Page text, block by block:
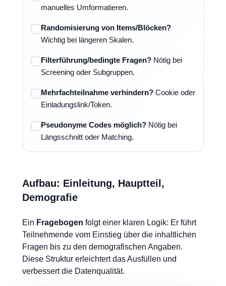
manuelles Umformatieren.
Randomisierung von Items/Blöcken?
Wichtig bei längeren Skalen.
Filterführung/bedingte Fragen? Nötig bei
Screening oder Subgruppen.
Mehrfachteilnahme verhindern? Cookie oder
Einladungslink/Token.
Pseudonyme Codes möglich? Nötig bei
Längsschnitt oder Matching.
Aufbau: Einleitung, Hauptteil,
Demografie
Ein Fragebogen folgt einer klaren Logik: Er führt
Teilnehmende vom Einstieg über die inhaltlichen
Fragen bis zu den demografischen Angaben.
Diese Struktur erleichtert das Ausfüllen und
verbessert die Datenqualität.